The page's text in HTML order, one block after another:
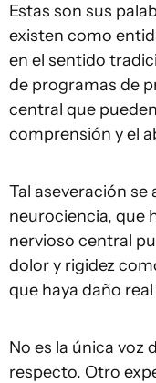
Estas son sus
existen como
en el sentido
de programas de
central que
comprensión y el
Tal aseveración se
neurociencia, que
nervioso central
dolor y rigidez
que haya daño
No es la única voz
respecto. Otro